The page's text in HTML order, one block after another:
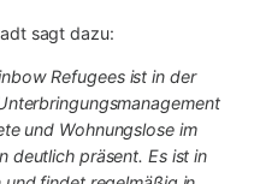
sagt dazu:
Refugees ist in der
und Wohnungslose im
deutlich präsent. Es ist in